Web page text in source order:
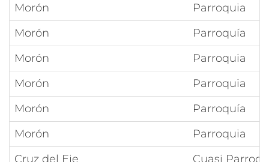
Morón
Parroquia
Morón
Parroquía
Morón
Parroquia
Morón
Parroquia
Morón
Parroquía
Morón
Parroquia
Cruz del Eje
Cuasi